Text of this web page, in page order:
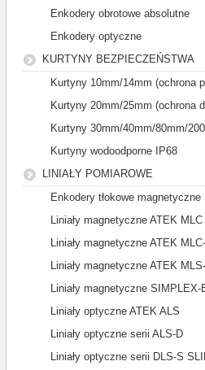
Enkodery obrotowe absolutne
Enkodery optyczne
KURTYNY BEZPIECZEŃSTWA
Kurtyny 10mm/14mm (ochrona
Kurtyny 20mm/25mm (ochrona
Kurtyny 30mm/40mm/80mm/
Kurtyny wodoodporne IP68
LINIAŁY POMIAROWE
Enkodery tłokowe magnetyczne
Liniały magnetyczne ATEK
Liniały magnetyczne ATEK
Liniały magnetyczne ATEK
Liniały magnetyczne SIMPLEX-
Liniały optyczne ATEK ALS
Liniały optyczne serii ALS-D
Liniały optyczne serii DLS-S